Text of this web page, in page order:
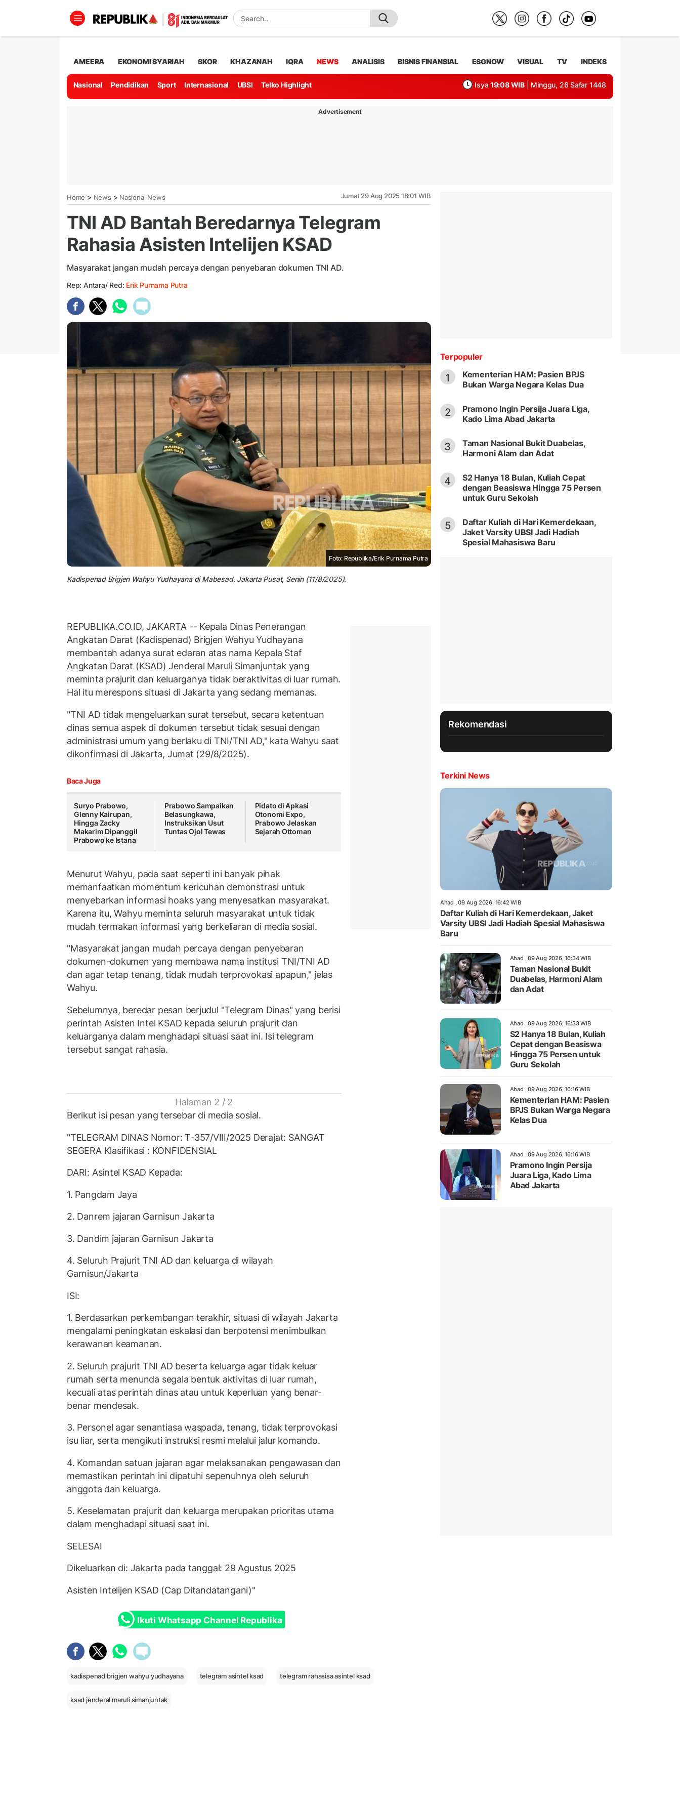
AMEERA EKONOMI SYARIAH SKOR KHAZANAH IQRA NEWS ANALISIS BISNIS FINANSIAL ESGNOW VISUAL TV INDEKS
Nasional Pendidikan Sport Internasional UBSI Telko Highlight Isya 19:08 WIB | Minggu, 26 Safar 1448
Advertisement
Home > News > Nasional News Jumat 29 Aug 2025 18:01 WIB
TNI AD Bantah Beredarnya Telegram
Rahasia Asisten Intelijen KSAD
Masyarakat jangan mudah percaya dengan penyebaran dokumen TNI AD.
Rep: Antara/ Red: Erik Purnama Putra
Foto: Republika/Erik Purnama Putra
Kadispenad Brigjen Wahyu Yudhayana di Mabesad, Jakarta Pusat, Senin (11/8/2025).
REPUBLIKA.CO.ID, JAKARTA -- Kepala Dinas Penerangan
Angkatan Darat (Kadispenad) Brigjen Wahyu Yudhayana
membantah adanya surat edaran atas nama Kepala Staf
Angkatan Darat (KSAD) Jenderal Maruli Simanjuntak yang
meminta prajurit dan keluarganya tidak beraktivitas di luar rumah.
Hal itu merespons situasi di Jakarta yang sedang memanas.
"TNI AD tidak mengeluarkan surat tersebut, secara ketentuan
dinas semua aspek di dokumen tersebut tidak sesuai dengan
administrasi umum yang berlaku di TNI/TNI AD," kata Wahyu saat
dikonfirmasi di Jakarta, Jumat (29/8/2025).
Baca Juga
Suryo Prabowo,
Glenny Kairupan,
Hingga Zacky
Makarim Dipanggil
Prabowo ke Istana
Prabowo Sampaikan
Belasungkawa,
Instruksikan Usut
Tuntas Ojol Tewas
Pidato di Apkasi
Otonomi Expo,
Prabowo Jelaskan
Sejarah Ottoman
Menurut Wahyu, pada saat seperti ini banyak pihak
memanfaatkan momentum kericuhan demonstrasi untuk
menyebarkan informasi hoaks yang menyesatkan masyarakat.
Karena itu, Wahyu meminta seluruh masyarakat untuk tidak
mudah termakan informasi yang berkeliaran di media sosial.
"Masyarakat jangan mudah percaya dengan penyebaran
dokumen-dokumen yang membawa nama institusi TNI/TNI AD
dan agar tetap tenang, tidak mudah terprovokasi apapun," jelas
Wahyu.
Sebelumnya, beredar pesan berjudul "Telegram Dinas" yang berisi
perintah Asisten Intel KSAD kepada seluruh prajurit dan
keluarganya dalam menghadapi situasi saat ini. Isi telegram
tersebut sangat rahasia.
Halaman 2 / 2
Berikut isi pesan yang tersebar di media sosial.
"TELEGRAM DINAS Nomor: T-357/VIII/2025 Derajat: SANGAT
SEGERA Klasifikasi : KONFIDENSIAL
DARI: Asintel KSAD Kepada:
1. Pangdam Jaya
2. Danrem jajaran Garnisun Jakarta
3. Dandim jajaran Garnisun Jakarta
4. Seluruh Prajurit TNI AD dan keluarga di wilayah
Garnisun/Jakarta
ISI:
1. Berdasarkan perkembangan terakhir, situasi di wilayah Jakarta
mengalami peningkatan eskalasi dan berpotensi menimbulkan
kerawanan keamanan.
2. Seluruh prajurit TNI AD beserta keluarga agar tidak keluar
rumah serta menunda segala bentuk aktivitas di luar rumah,
kecuali atas perintah dinas atau untuk keperluan yang benar-
benar mendesak.
3. Personel agar senantiasa waspada, tenang, tidak terprovokasi
isu liar, serta mengikuti instruksi resmi melalui jalur komando.
4. Komandan satuan jajaran agar melaksanakan pengawasan dan
memastikan perintah ini dipatuhi sepenuhnya oleh seluruh
anggota dan keluarga.
5. Keselamatan prajurit dan keluarga merupakan prioritas utama
dalam menghadapi situasi saat ini.
SELESAI
Dikeluarkan di: Jakarta pada tanggal: 29 Agustus 2025
Asisten Intelijen KSAD (Cap Ditandatangani)"
Ikuti Whatsapp Channel Republika
kadispenad brigjen wahyu yudhayana telegram asintel ksad telegram rahasisa asintel ksad
ksad jenderal maruli simanjuntak
Terpopuler
1
Kementerian HAM: Pasien BPJS
Bukan Warga Negara Kelas Dua
2
Pramono Ingin Persija Juara Liga,
Kado Lima Abad Jakarta
3
Taman Nasional Bukit Duabelas,
Harmoni Alam dan Adat
4
S2 Hanya 18 Bulan, Kuliah Cepat
dengan Beasiswa Hingga 75 Persen
untuk Guru Sekolah
5
Daftar Kuliah di Hari Kemerdekaan,
Jaket Varsity UBSI Jadi Hadiah
Spesial Mahasiswa Baru
Rekomendasi
Terkini News
Ahad , 09 Aug 2026, 16:42 WIB
Daftar Kuliah di Hari Kemerdekaan, Jaket
Varsity UBSI Jadi Hadiah Spesial Mahasiswa
Baru
Ahad , 09 Aug 2026, 16:34 WIB
Taman Nasional Bukit
Duabelas, Harmoni Alam
dan Adat
Ahad , 09 Aug 2026, 16:33 WIB
S2 Hanya 18 Bulan, Kuliah
Cepat dengan Beasiswa
Hingga 75 Persen untuk
Guru Sekolah
Ahad , 09 Aug 2026, 16:16 WIB
Kementerian HAM: Pasien
BPJS Bukan Warga Negara
Kelas Dua
Ahad , 09 Aug 2026, 16:16 WIB
Pramono Ingin Persija
Juara Liga, Kado Lima
Abad Jakarta